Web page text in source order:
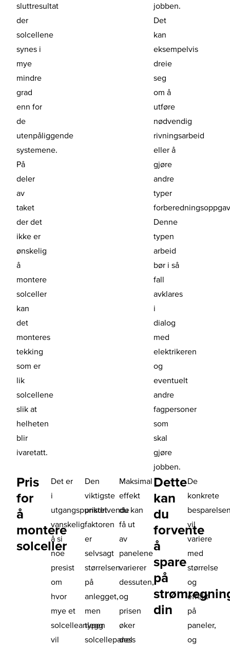
sluttresultat
der
solcellene
synes i
mye
mindre
grad
enn for
de
utenpåliggende
systemene.
På
deler
av
taket
der det
ikke er
ønskelig
å
montere
solceller
kan
det
monteres
tekking
som er
lik
solcellene
slik at
helheten
blir
ivaretatt.
jobben.
Det
kan
eksempelvis
dreie
seg
om å
utføre
nødvendig
rivningsarbeid
eller å
gjøre
andre
typer
Denne
typen
arbeid
bør i så
fall
avklares
i
dialog
med
elektrikeren
og
eventuelt
andre
fagpersoner
som
skal
gjøre
jobben.
Pris
for
å
montere
solceller
Det er
i
utgangspunktet
vanskelig
å si
noe
presist
om
hvor
mye et
solcelleanlegg
vil
Den
viktigste
prisdrivende
faktoren
er
selvsagt
størrelsen
på
anlegget,
men
typen
solcellepanel
Maksimal
effekt
du kan
få ut
av
panelene
varierer
dessuten,
og
prisen
øker
dess
Dette
kan
du
forvente
å
spare
på
din
De
konkrete
vil
variere
med
størrelse
og
effekt
på
paneler,
og